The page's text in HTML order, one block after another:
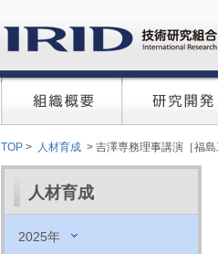
TOP > 人材育成 > 吉澤専務理事講演［福島
人材育成
2025年